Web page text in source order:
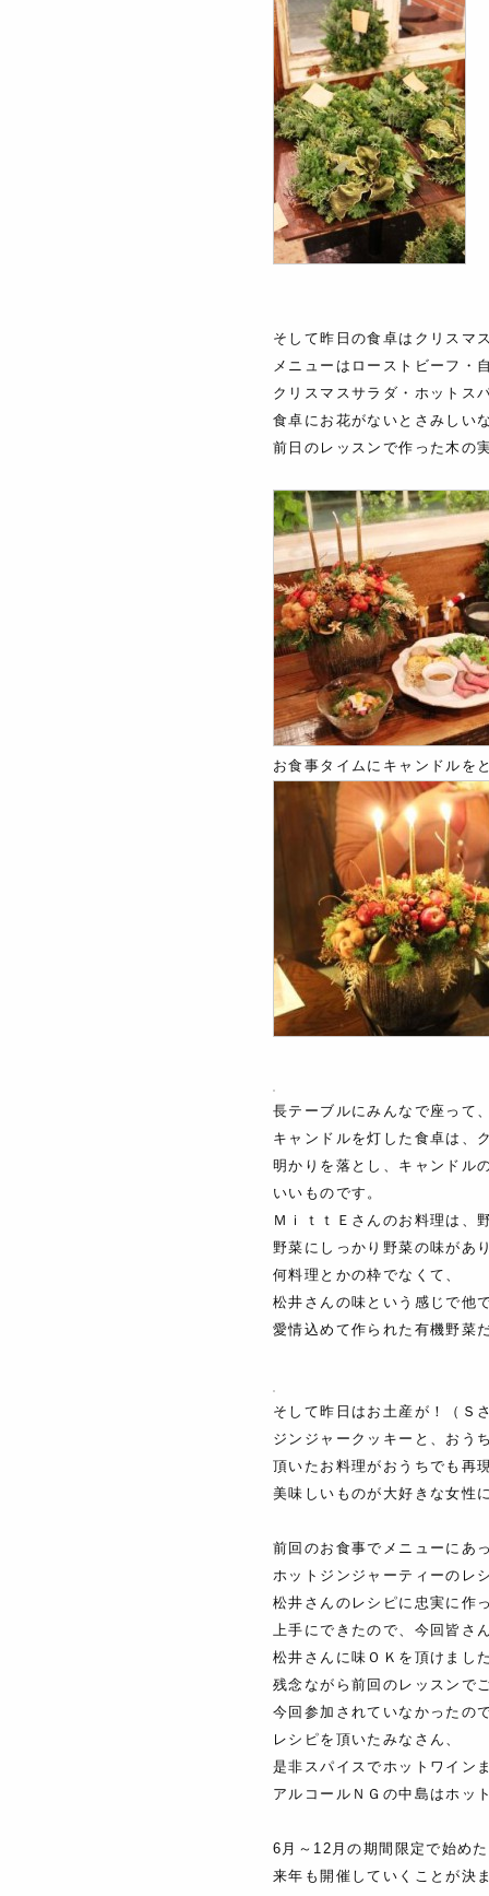
そして昨日の食卓はクリスマ
メニューはローストビーフ・
クリスマスサラダ・ホットス
食卓にお花がないとさみしい
前日のレッスンで作った木の
お食事タイムにキャンドルを
長テーブルにみんなで座って
キャンドルを灯した食卓は、
明かりを落とし、キャンドル
いいものです。
ＭｉｔｔＥさんのお料理は、
野菜にしっかり野菜の味があ
何料理とかの枠でなくて、
松井さんの味という感じで他
愛情込めて作られた有機野菜
そして昨日はお土産が！（Ｓ
ジンジャークッキーと、おう
頂いたお料理がおうちでも再
美味しいものが大好きな女性
前回のお食事でメニューにあ
ホットジンジャーティーのレ
松井さんのレシピに忠実に作
上手にできたので、今回皆さ
松井さんに味ＯＫを頂けまし
残念ながら前回のレッスンで
今回参加されていなかったの
レシピを頂いたみなさん、
是非スパイスでホットワイン
アルコールＮＧの中島はホッ
6月～12月の期間限定で始め
来年も開催していくことが決